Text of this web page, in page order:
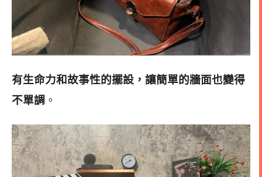
有生命力和故事性的擺設，讓簡單的牆面也變得
不單調 。